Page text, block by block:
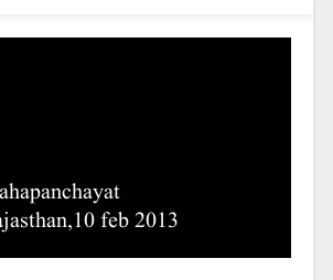
feb 2013